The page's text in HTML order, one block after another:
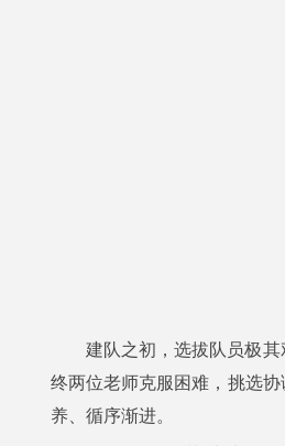
建队之初，选拔队员极
终两位老师克服困难，挑选
养、循序渐进。